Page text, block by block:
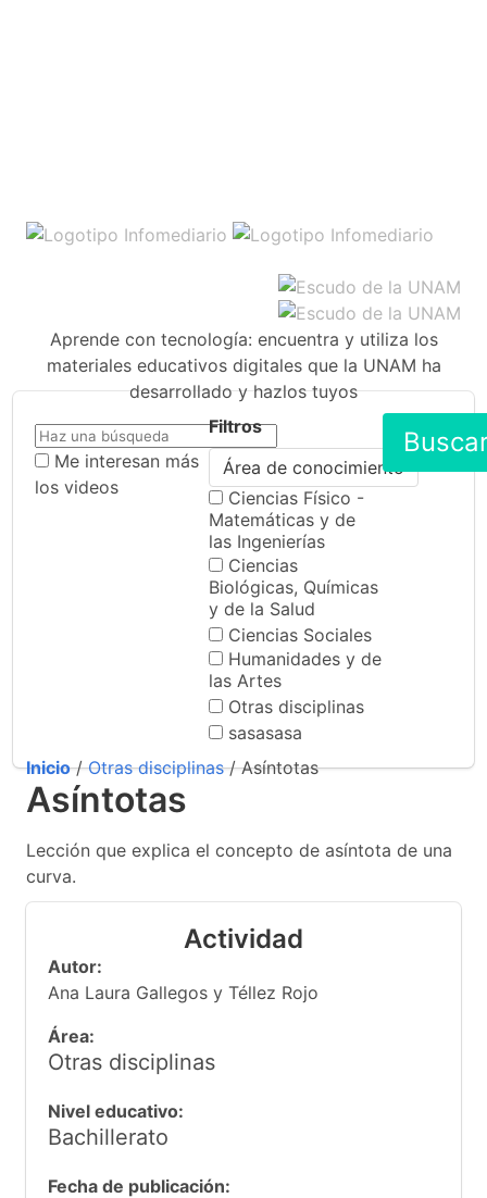
Aprende con tecnología: encuentra y utiliza los
materiales educativos digitales que la UNAM ha
desarrollado y hazlos tuyos
Me interesan más
los videos
Filtros
Área de conocimiento
Ciencias Físico -
Matemáticas y de
las Ingenierías
Ciencias
Biológicas, Químicas
y de la Salud
Ciencias Sociales
Humanidades y de
las Artes
Otras disciplinas
sasasasa
Inicio/Otras disciplinas/ Asíntotas
Asíntotas
Lección que explica el concepto de asíntota de una
curva.
Actividad
Autor:
Ana Laura Gallegos y Téllez Rojo
Área:
Otras disciplinas
Nivel educativo:
Bachillerato
Fecha de publicación: